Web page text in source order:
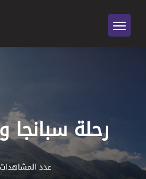
رحلة
عدد المشاهدات 12210